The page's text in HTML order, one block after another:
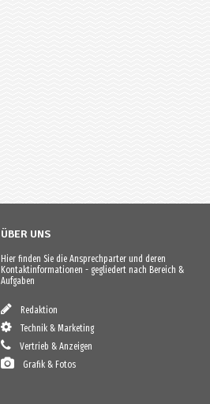
ÜBER UNS
Hier finden Sie die Ansprechparter und deren
Kontaktinformationen - gegliedert nach Bereich &
Aufgaben
Redaktion
Technik & Marketing
Vertrieb & Anzeigen
Grafik & Fotos